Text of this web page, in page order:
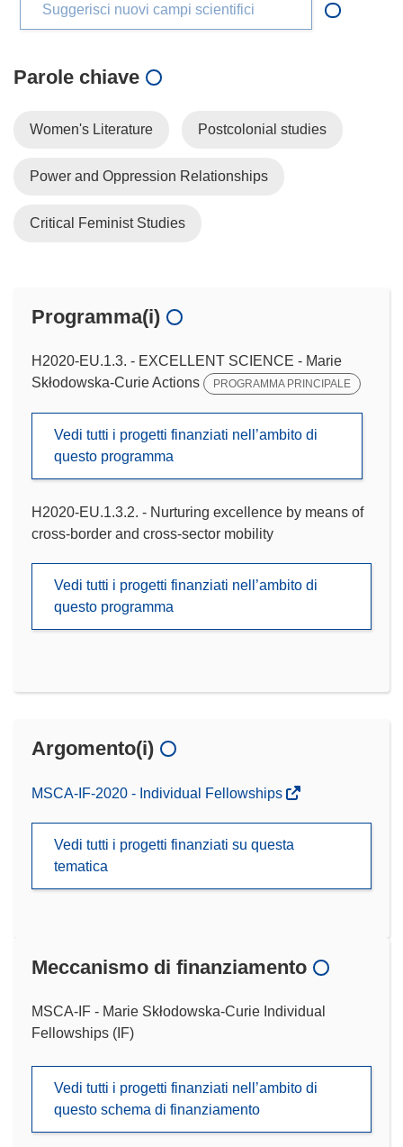
Suggerisci nuovi campi scientifici
Parole chiave
Women's Literature Postcolonial studies
Power and Oppression Relationships
Critical Feminist Studies
Programma(i)
H2020-EU.1.3. - EXCELLENT SCIENCE - Marie
Skłodowska-Curie Actions
PROGRAMMA PRINCIPALE
Vedi tutti i progetti finanziati nell’ambito di
questo programma
H2020-EU.1.3.2. - Nurturing excellence by means of
cross-border and cross-sector mobility
Vedi tutti i progetti finanziati nell’ambito di
questo programma
Argomento(i)
MSCA-IF-2020 - Individual Fellowships
Vedi tutti i progetti finanziati su questa
tematica
Meccanismo di finanziamento
MSCA-IF - Marie Skłodowska-Curie Individual
Fellowships (IF)
Vedi tutti i progetti finanziati nell’ambito di
questo schema di finanziamento